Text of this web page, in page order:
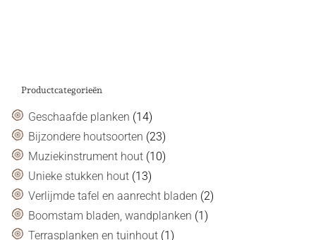
Productcategorieën
Geschaafde planken (14)
Bijzondere houtsoorten (23)
Muziekinstrument hout (10)
Unieke stukken hout (13)
Verlijmde tafel en aanrecht bladen (2)
Boomstam bladen, wandplanken (1)
Terrasplanken en tuinhout (1)